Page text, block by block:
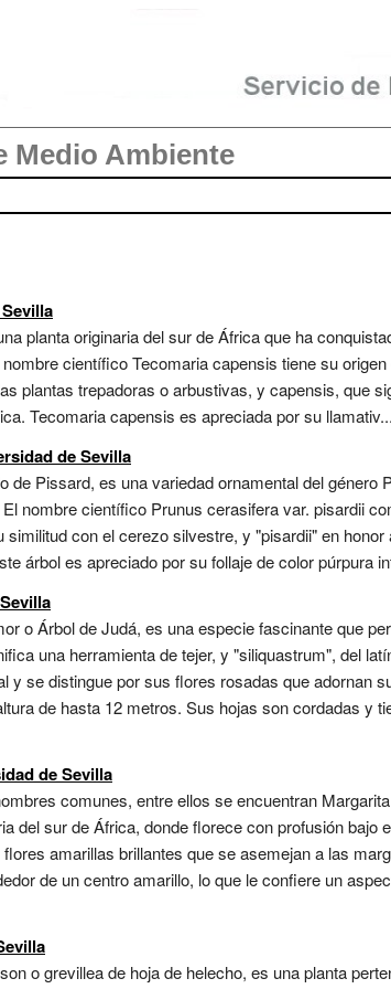
Medio Ambiente
planta originaria del sur de África que ha
científico Tecomaria capensis tiene su
plantas trepadoras o arbustivas, y capensis, que
Tecomaria capensis es apreciada por su llamativ...
de Sevilla
Pissard, es una variedad ornamental del género
nombre científico Prunus cerasifera var. pisardii
con el cerezo silvestre, y "pisardii" en
árbol es apreciado por su follaje de color púrpura
o Árbol de Judá, es una especie fascinante que
una herramienta de tejer, y "siliquastrum", del
y se distingue por sus flores rosadas que adornan
de hasta 12 metros. Sus hojas son cordadas y
de Sevilla
comunes, entre ellos se encuentran
del sur de África, donde florece con profusión bajo
amarillas brillantes que se asemejan a las
de un centro amarillo, lo que le confiere un
o grevillea de hoja de helecho, es una planta